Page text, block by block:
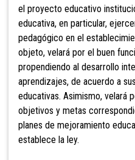
el proyecto educativo
educativa, en particular,
pedagógico en el
objeto, velará por el buen
propendiendo al desarrollo
aprendizajes, de acuerdo a
educativas. Asimismo, velará
objetivos y metas
planes de mejoramiento
establece la ley.